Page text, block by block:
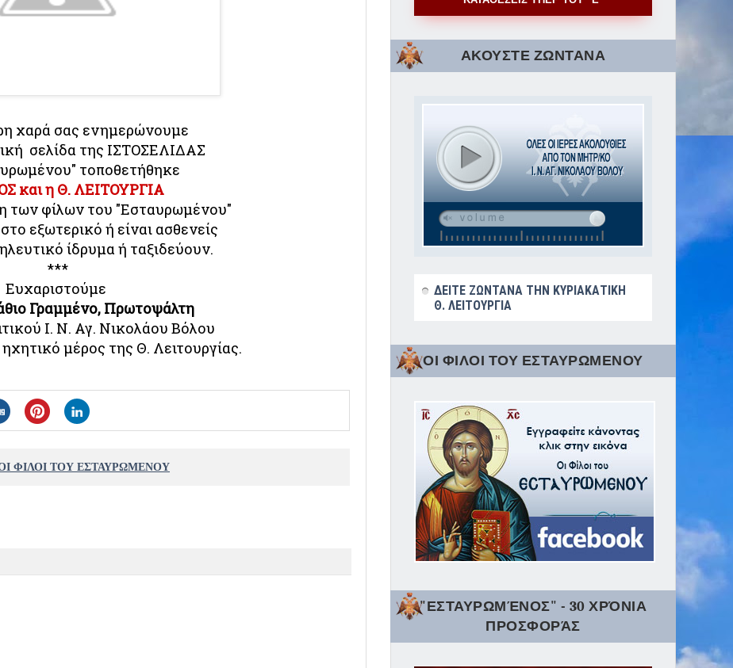
χαρά σας ενημερώνουμε
σελίδα της ΙΣΤΟΣΕΛΙΔΑΣ
τοποθετήθηκε
και η Θ. ΛΕΙΤΟΥΡΓΙΑ
των φίλων του "Εσταυρωμένου"
εξωτερικό ή είναι ασθενείς
ίδρυμα ή ταξιδεύουν.
***
Ευχαριστούμε
Γραμμένο, Πρωτοψάλτη
Ι. Ν. Αγ. Νικολάου Βόλου
μέρος της Θ. Λειτουργίας.
ΦΙΛΟΙ ΤΟΥ ΕΣΤΑΥΡΩΜΕΝΟΥ
ΑΚΟΥΣΤΕ ΖΩΝΤΑΝΑ
ΔΕΙΤΕ ΖΩΝΤΑΝΑ ΤΗΝ ΚΥΡΙΑΚΑΤΙΚΗ
Θ. ΛΕΙΤΟΥΡΓΙΑ
ΟΙ ΦΙΛΟΙ ΤΟΥ ΕΣΤΑΥΡΩΜΕΝΟΥ
"ΕΣΤΑΥΡΩΜΈΝΟΣ" - 30 ΧΡΌΝΙΑ
ΠΡΟΣΦΟΡΆΣ